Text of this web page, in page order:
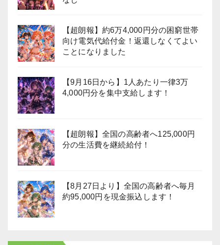
【超朗報】約6万4,000円分の困窮世帯
向け電気代給付金！返還しなくてよい
ことになりました
【9月16日から】1人あたり一律3万
4,000円分を集中支給します！
【超朗報】全国の高齢者へ125,000円
分の生活費を継続給付！
【8月27日より】全国の高齢者へ毎月
約95,000円を現金振込します！